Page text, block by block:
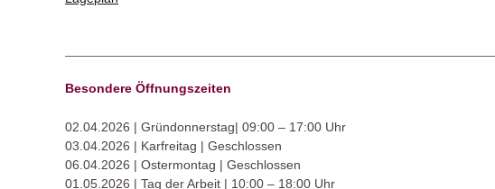
Besondere Öffnungszeiten
02.04.2026 | Gründonnerstag| 09:00 – 17:00 Uhr
03.04.2026 | Karfreitag | Geschlossen
06.04.2026 | Ostermontag | Geschlossen
01.05.2026 | Tag der Arbeit | 10:00 – 18:00 Uhr